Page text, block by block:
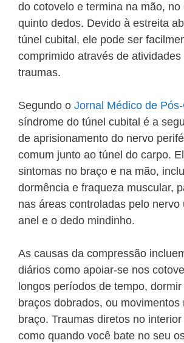
do cotovelo e termina na mão, no
quinto dedos. Devido à estreita
túnel cubital, ele pode ser
comprimido através de
traumas.
Segundo o Jornal Médico de
síndrome do túnel cubital é a
de aprisionamento do nervo
comum junto ao túnel do carpo.
sintomas no braço e na mão,
dormência e fraqueza muscular,
nas áreas controladas pelo nervo
anel e o dedo mindinho.
As causas da compressão
diários como apoiar-se nos
longos períodos de tempo,
braços dobrados, ou movimentos
braço. Traumas diretos no
como quando você bate no seu